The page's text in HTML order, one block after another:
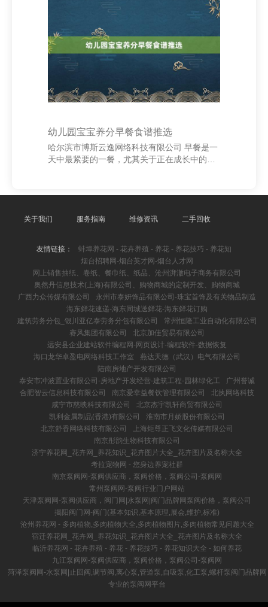
径的见效与意见是否一致。若是行径未达到预
期后果，粗略市集竞争环境发生变化，实时取
消不错幸免资源忽地。 哈尔滨市博斯云逸网络
科技有限公司 其次，与规划方调换。挪动营销
时常波及多个部门，如市集部、时刻部和客户
维持团
幼儿园宝宝养分早餐食谱推选
哈尔滨市博斯云逸网络科技有限公司 早餐是一
天中最紧要的一餐，尤其关于正在成长中的幼
泵阀 - 泵阀行业门户网站，为宝宝准备养分平
包含卵白质、碳水化合物和维生素。举例，不
泥。鸡蛋富含优质卵白，蔬菜提供维生素，而
全麦面包则能提供执久的能量。此外，生果泥
不仅适口，还能补充宝宝所需的维生素和纤
维。 其次，持重食物的千般性和口感。宝宝的
味觉发育尚
关于我们 服务指南 维修资讯 二手回收
友情链接：
蚌埠养花网 - 花卉养殖 - 养花 - 养花技巧 - 养花知
烟台招聘网-烟台英才网-烟台人才网
网上销售抽纸、卷纸、餐巾纸、纸品、沧州湃澈电子商务有限公司
奥然丹信息技术(上海)有限公司、购物商城的定制开发、购物商城
广西力众传媒有限公司
永州市泰妍饰品有限公司-珠宝首饰及有关物品制造
海东鲜花速递-海东同城送鲜花-海东鲜花订购
建筑劳务分包_银川亚亿泰劳务分包有限公司
常州恒隆工业自动化有限公司
赛风集团有限公司
北京加佳贸易有限公司
远安县企业建站软件编程网-网页设计-编程软件-数据恢复
海口龙华卓盈电网络科技工作室
燕达天德（武汉）电气有限公司
陆南房地产开发有限公司
泰安市冲波置业有限公司-房地产开发经营-建筑工程-园林绿化工
广州誉诚
合肥智云信息科技有限公司
南京爱幸益餐饮管理有限公司
北执网络科技
咸宁市慈映科技有限公司
北京杰宇凯轩商贸有限公司
凯利金属制品(香港)有限公司
淮南市月娇股份有限公司
北京舒香网络科技有限公司
上海炬尊正飞文化传媒有限公司
南京彤韵生物科技有限公司
济宁养花网_花卉网_养花知识_花卉图片大全_花卉图片及名称大全
考拉宠物网 - 您身边养宠社群
南京泵阀网-泵阀供应商，泵阀价格，泵阀公司-泵阀网
常州泵阀网-泵阀行业门户网站
天津泵阀网-泵阀供应商，阀门网|水泵网|阀门品牌网泵阀价格，泵阀公司
揭阳阀门网-阀门(基本知识,基本原理,展会,维护,标准)
沧州养花网 - 多肉植物,多肉植物大全,多肉植物图片,多肉植物常见问题大全
宿迁养花网_花卉网_养花知识_花卉图片大全_花卉图片及名称大全
临沂养花网 - 花卉养殖 - 养花 - 养花技巧 - 养花知识大全 - 如何养花
九江泵阀网-泵阀供应商，泵阀价格，泵阀公司-泵阀网
菏泽泵阀网-水泵网|止回阀,调节阀,离心泵,管道泵,自吸泵,化工泵,螺杆泵阀门品牌网
专业的泵阀网平台